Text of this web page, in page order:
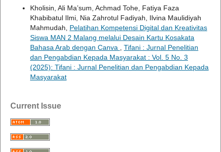
Kholisin, Ali Ma’sum, Achmad Tohe, Fatiya Faza
Khabibatul Ilmi, Nia Zahrotul Fadiyah, Ilvina Maulidiyah
Mahmudah, Pelatihan Kompetensi Digital dan Kreativitas
Siswa MAN 2 Malang melalui Desain Kartu Kosakata
Bahasa Arab dengan Canva
Tifani : Jurnal Penelitian
dan Pengabdian Kepada Masyarakat : Vol. 5 No. 3
(2025): Tifani : Jurnal Penelitian dan Pengabdian Kepada
Masyarakat
Current Issue